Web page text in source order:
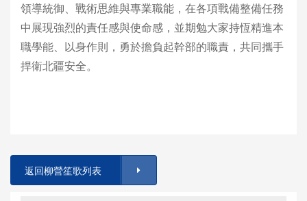
領導統御、戰術思維與專業職能，在各項戰備整備任務
中展現強烈的責任感與使命感，並期勉大家持恆精進本
職學能、以身作則，勇於擔負起幹部的職責，共同攜手
捍衛北疆安全。
返回柳營笙歌列表